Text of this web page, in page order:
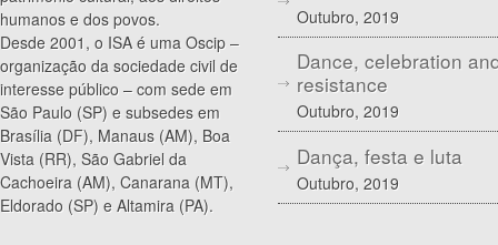
humanos e dos povos.
Desde 2001, o ISA é uma Oscip –
organização da sociedade civil de
interesse público – com sede em
São Paulo (SP) e subsedes em
Brasília (DF), Manaus (AM), Boa
Vista (RR), São Gabriel da
Cachoeira (AM), Canarana (MT),
Eldorado (SP) e Altamira (PA).
Outubro, 2019
Dance, celebration
resistance
Outubro, 2019
Dança, festa e luta
Outubro, 2019